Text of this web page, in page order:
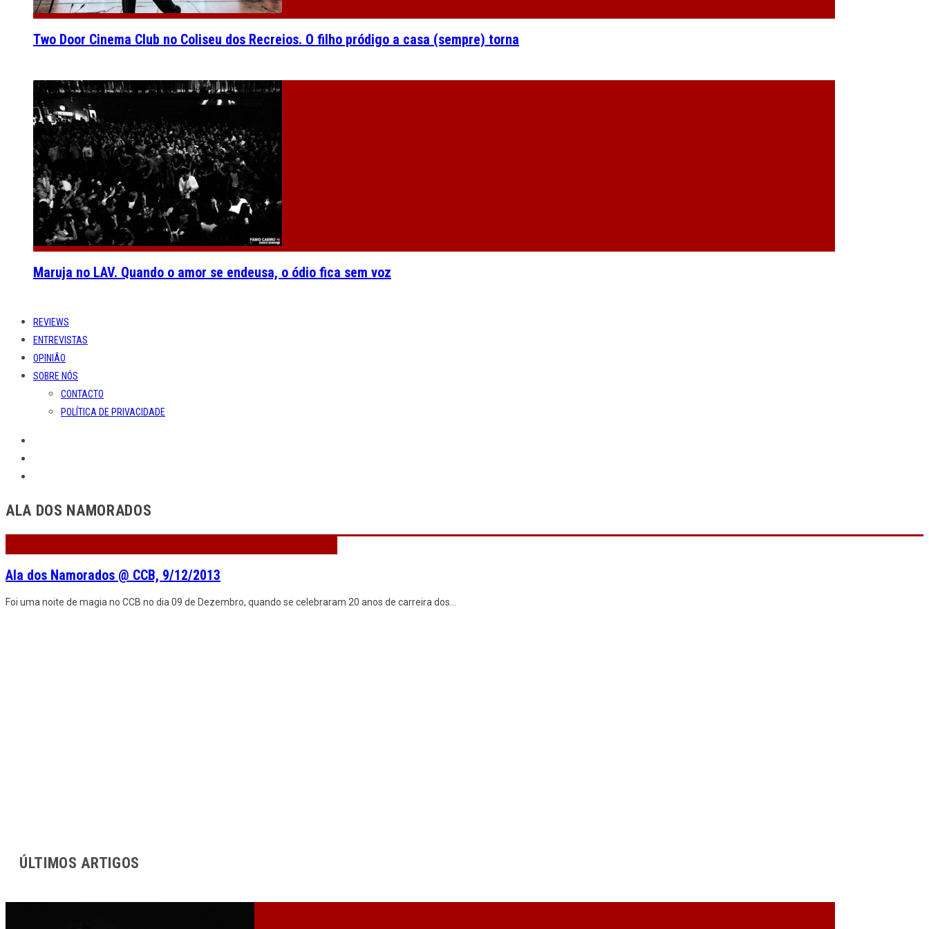
Two Door Cinema Club no Coliseu dos Recreios. O filho pródigo a casa (sempre) torna
Maruja no LAV. Quando o amor se endeusa, o ódio fica sem voz
REVIEWS
ENTREVISTAS
OPINIÃO
SOBRE NÓS
CONTACTO
POLÍTICA DE PRIVACIDADE
ALA DOS NAMORADOS
Ala dos Namorados @ CCB, 9/12/2013
Foi uma noite de magia no CCB no dia 09 de Dezembro, quando se celebraram 20 anos de carreira dos...
ÚLTIMOS ARTIGOS